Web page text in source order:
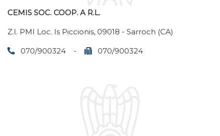
CEMIS SOC. COOP. A R.L.
Z.I. PMI Loc. Is Piccionis, 09018 - Sarroch (CA)
070/900324 - 070/900324